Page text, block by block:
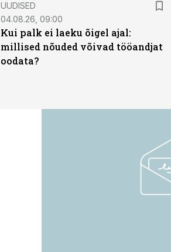
UUDISED
04.08.26, 09:00
Kui palk ei laeku õigel ajal:
millised nõuded võivad tööandjat
oodata?